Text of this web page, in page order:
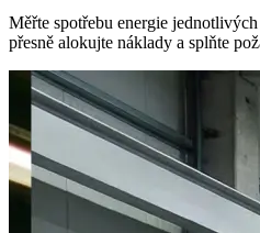
Měřte spotřebu energie
přesně alokujte náklady a splňte